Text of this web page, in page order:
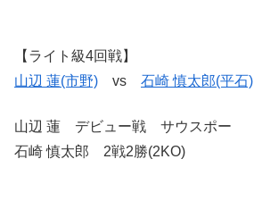
【ライト級4回戦】
山辺 蓮(市野) vs 石崎 慎太郎(平石)
山辺 蓮 デビュー戦 サウスポー
石崎 慎太郎 2戦2勝(2KO)